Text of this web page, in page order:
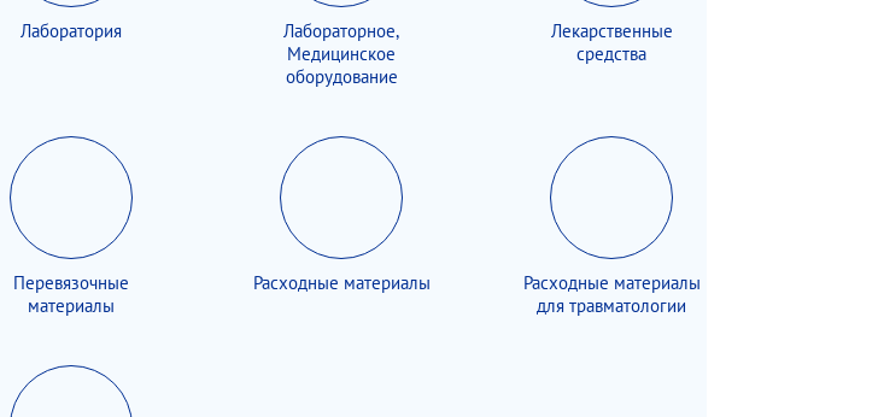
Лаборатория
Лабораторное,
Медицинское
оборудование
Лекарственные
средства
Перевязочные
материалы
Расходные материалы
Расходные материалы
для травматологии